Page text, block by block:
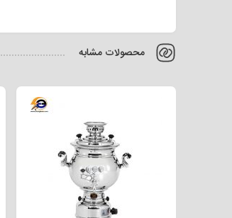
این مطلب همراه شوید تا در خصوص سایر مشخصات و
موجودی این محصول به
محصولات مشابه